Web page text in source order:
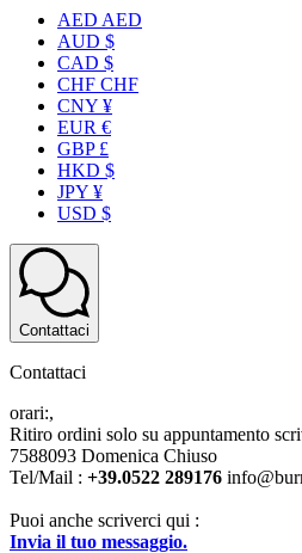
AED AED
AUD $
CAD $
CHF CHF
CNY ¥
EUR €
GBP £
HKD $
JPY ¥
USD $
Contattaci
Contattaci
orari:,
Ritiro ordini solo su appuntamento
7588093 Domenica Chiuso
Tel/Mail : +39.0522 289176
Puoi anche scriverci qui :
Invia il tuo messaggio.